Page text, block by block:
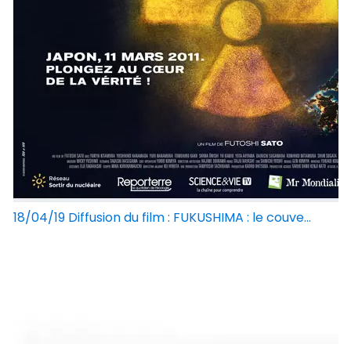
18/04/19 Diffusion du film : FUKUSHIMA : le couve...